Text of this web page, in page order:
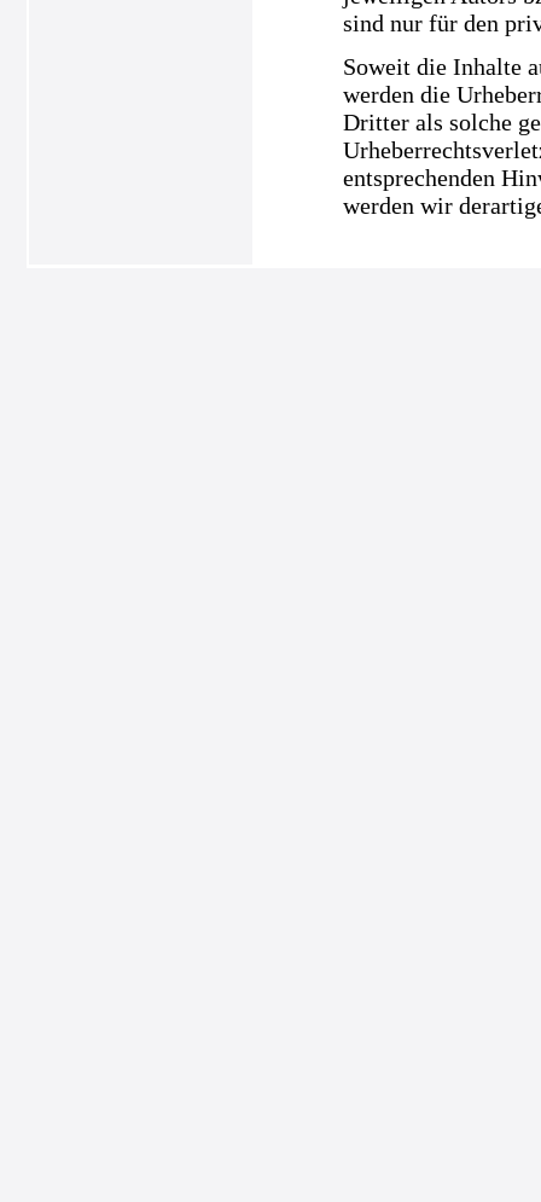
sind nur für den
Soweit die Inhalte
werden die
Dritter als solche
entsprechenden
werden wir